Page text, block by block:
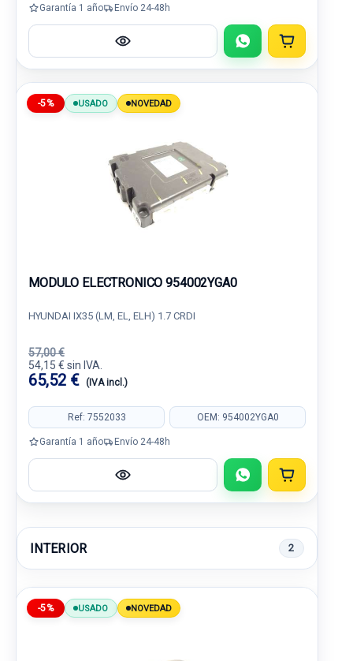
Garantía 1 año Envío 24-48h
-5% USADO NOVEDAD
MODULO ELECTRONICO 954002YGA0
HYUNDAI IX35 (LM, EL, ELH) 1.7 CRDI
57,00 €
54,15 € sin IVA.
65,52 € (IVA incl.)
Ref: 7552033 OEM: 954002YGA0
Garantía 1 año Envío 24-48h
INTERIOR 2
-5% USADO NOVEDAD